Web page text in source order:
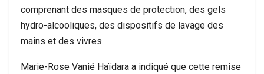
comprenant des masques de protection, des gels
hydro-alcooliques, des dispositifs de lavage des
mains et des vivres.
Marie-Rose Vanié Haïdara a indiqué que cette remise